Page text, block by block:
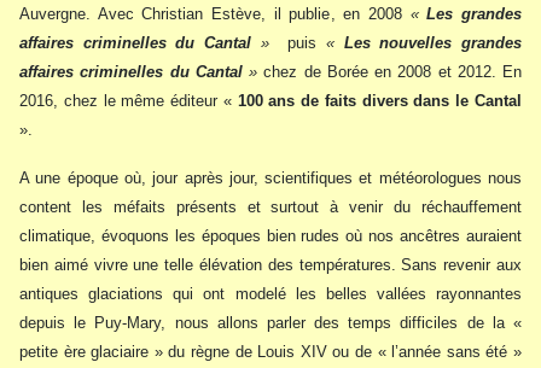
Auvergne. Avec Christian Estève, il publie, en 2008 «Les grandes
affaires criminelles du Cantal » puis « Les nouvelles grandes
affaires criminelles du Cantal»chez de Borée en 2008 et 2012. En
2016, chez le même éditeur «100 ans de faits divers dans le Cantal
».
A une époque où, jour après jour, scientifiques et météorologues nous
content les méfaits présents et surtout à venir du réchauffement
climatique, évoquons les époques bien rudes où nos ancêtres auraient
bien aimé vivre une telle élévation des températures. Sans revenir aux
antiques glaciations qui ont modelé les belles vallées rayonnantes
depuis le Puy-Mary, nous allons parler des temps difficiles de la «
petite ère glaciaire » du règne de Louis XIV ou de « l’année sans été »